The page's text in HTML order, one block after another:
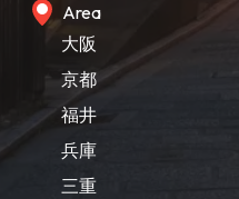
Area
大阪
京都
福井
兵庫
三重